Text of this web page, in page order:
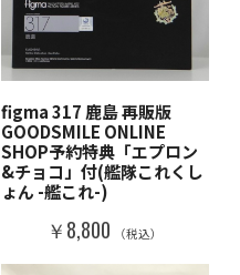
figma 317 鹿島 再販版
GOODSMILE ONLINE
SHOP予約特典「エプロン
&チョコ」付(艦隊これくし
ょん -艦これ-)
￥8,800 （税込）